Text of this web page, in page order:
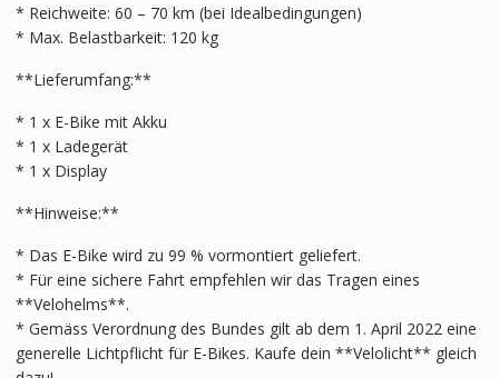
* Reichweite: 60 – 70 km (bei Idealbedingungen)
* Max. Belastbarkeit: 120 kg
**Lieferumfang:**
* 1 x E-Bike mit Akku
* 1 x Ladegerät
* 1 x Display
**Hinweise:**
* Das E-Bike wird zu 99 % vormontiert geliefert.
* Für eine sichere Fahrt empfehlen wir das Tragen eines
**Velohelms**.
* Gemäss Verordnung des Bundes gilt ab dem 1. April 2022 eine
generelle Lichtpflicht für E-Bikes. Kaufe dein **Velolicht** gleich